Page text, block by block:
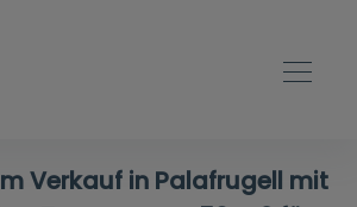
Verkauf in Palafrugell mit